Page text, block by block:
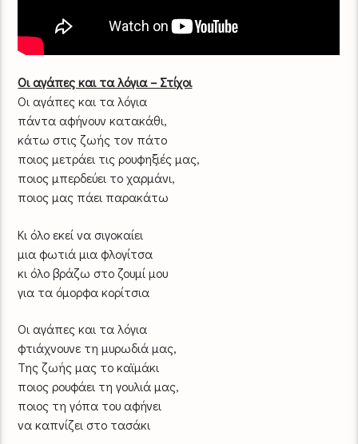
Οι αγάπες και τα λόγια – Στίχοι
Οι αγάπες και τα λόγια
πάντα αφήνουν κατακάθι,
κάτω στις ζωής τον πάτο
ποιος μετράει τις ρουφηξιές μας,
ποιος μπερδεύει το χαρμάνι,
ποιος μας πάει παρακάτω
Κι όλο εκεί να σιγοκαίει
μια φωτιά μια φλογίτσα
κι όλο βράζω στο ζουμί μου
για τα όμορφα κορίτσια
Οι αγάπες και τα λόγια
φτιάχνουνε τη μυρωδιά μας,
Της ζωής μας το καϊμάκι
ποιος ρουφάει τη γουλιά μας,
ποιος τη γόπα του αφήνει
να καπνίζει στο τασάκι